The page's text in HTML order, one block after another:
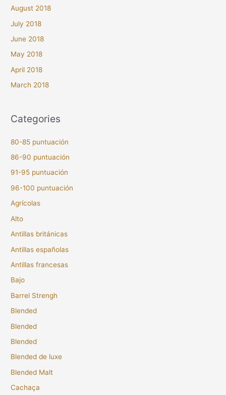
August 2018
July 2018
June 2018
May 2018
April 2018
March 2018
Categories
80-85 puntuación
86-90 puntuación
91-95 puntuación
96-100 puntuación
Agrícolas
Alto
Antillas británicas
Antillas españolas
Antillas francesas
Bajo
Barrel Strengh
Blended
Blended
Blended
Blended de luxe
Blended Malt
Cachaça